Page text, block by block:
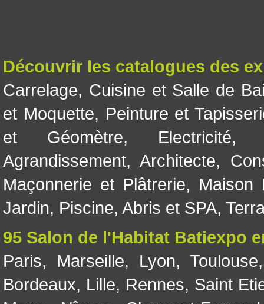
Découvrir les catalogues des
Carrelage, Cuisine et Salle de
et Moquette, Peinture et
et Géomètre, Electricité
Agrandissement, Architecte,
Maçonnerie et Plâtrerie, Maison
Jardin, Piscine, Abris et SPA,
95 Salon de l'Habitat Batiexpo
Paris, Marseille, Lyon, Toulouse
Bordeaux, Lille, Rennes, Saint